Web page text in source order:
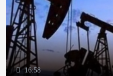
16:58